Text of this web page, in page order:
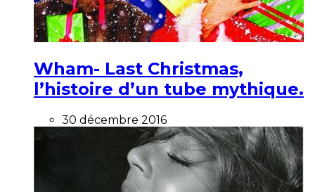
Wham- Last Christmas,
l’histoire d’un tube mythique.
30 décembre 2016